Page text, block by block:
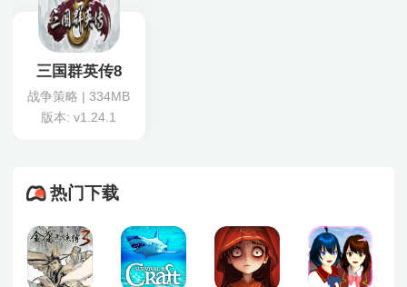
三国群英传8
战争策略 | 334MB
版本: v1.24.1
热门下载